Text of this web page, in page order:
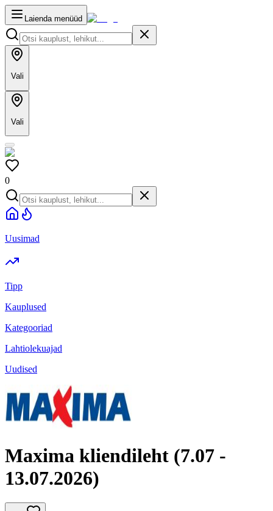
Laienda menüüd
Vali
Vali
0
Uusimad
Tipp
Kauplused
Kategooriad
Lahtiolekuajad
Uudised
Maxima kliendileht (7.07 -
13.07.2026)